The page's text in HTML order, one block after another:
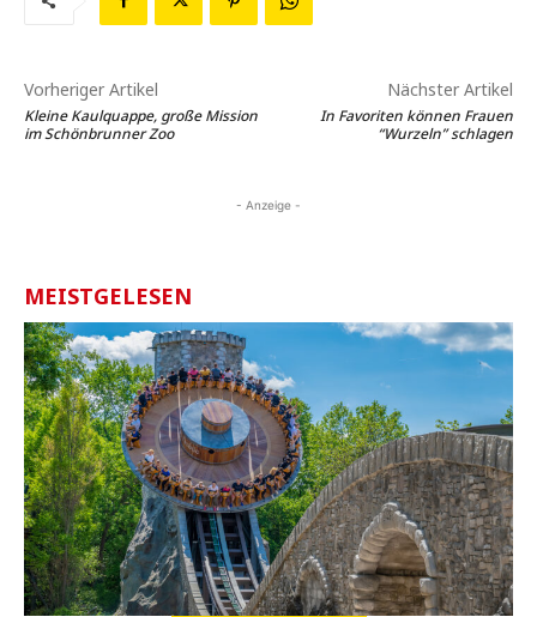
Vorheriger Artikel
Kleine Kaulquappe, große Mission
im Schönbrunner Zoo
Nächster Artikel
In Favoriten können Frauen
“Wurzeln” schlagen
- Anzeige -
MEISTGELESEN